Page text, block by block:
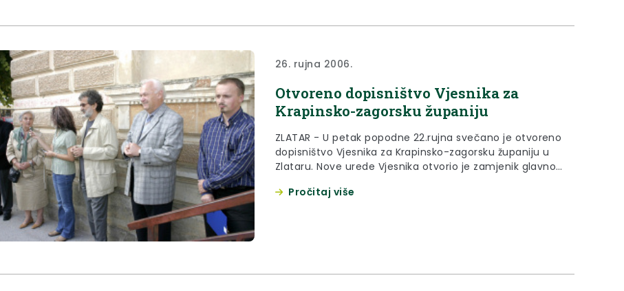
26. rujna 2006.
Otvoreno dopisništvo Vjesnika za
Krapinsko-zagorsku županiju
ZLATAR - U petak popodne 22.rujna svečano je otvoreno
dopisništvo Vjesnika za Krapinsko-zagorsku županiju u
Zlataru. Nove urede Vjesnika otvorio je zamjenik glavnog
zagorje od sada dobiti više medijskog prostora u ovim
Pročitaj više